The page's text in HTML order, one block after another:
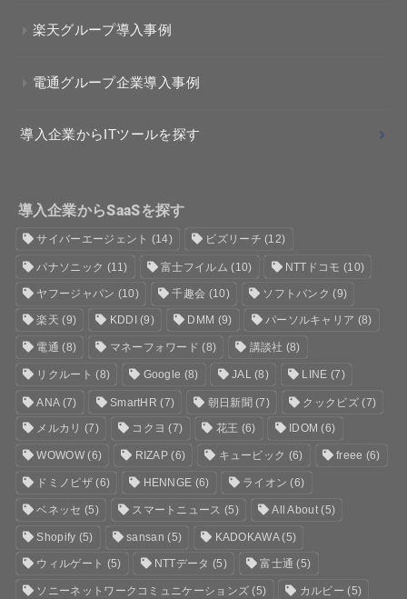
楽天グループ導入事例
電通グループ企業導入事例
導入企業からITツールを探す
導入企業からSaaSを探す
サイバーエージェント (14) ビズリーチ (12)
パナソニック (11) 富士フイルム (10) NTTドコモ (10)
ヤフージャパン (10) 千趣会 (10) ソフトバンク (9)
楽天 (9) KDDI (9) DMM (9) パーソルキャリア (8)
電通 (8) マネーフォワード (8) 講談社 (8)
リクルート (8) Google (8) JAL(8) LINE (7)
ANA(7) SmartHR (7) 朝日新聞(7) クックビズ(7)
メルカリ (7) コクヨ (7) 花王 (6) IDOM (6)
WOWOW(6) RIZAP (6) キュービック (6) freee (6)
ドミノピザ(6) HENNGE (6) ライオン (6)
ベネッセ (5) スマートニュース (5) All About(5)
Shopify (5) sansan (5) KADOKAWA(5)
ウィルゲート (5) NTTデータ (5) 富士通 (5)
ソニーネットワークコミュニケーションズ (5) カルビー (5)